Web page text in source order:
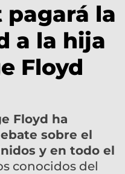
pagará la
a la hija
Floyd
Floyd ha
sobre el
y en todo el
conocidos del